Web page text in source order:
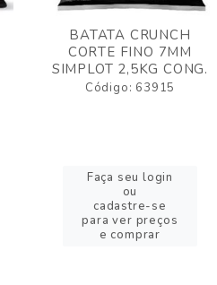
BATATA CRUNCH
CORTE FINO 7MM
SIMPLOT 2,5KG CONG.
Código: 63915
Faça seu login
ou
cadastre-se
para ver preços
e comprar